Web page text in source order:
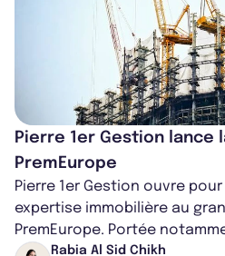
Pierre 1er Gestion lance
PremEurope
Pierre 1er Gestion ouvre
expertise immobilière au
PremEurope. Portée
ancien directeur des
Rabia Al Sid Chikh